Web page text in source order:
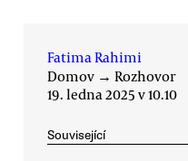
Fatima Rahimi
Domov → Rozhovor
19. ledna 2025 v 10.10
Související